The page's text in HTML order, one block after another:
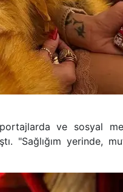
ve sosyal
"Sağlığım yerinde,